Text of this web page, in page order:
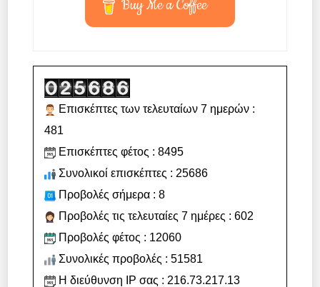
Buy Me a Coffee
Επισκέπτες των τελευταίων 7 ημερών :
481
Επισκέπτες φέτος : 8495
Συνολικοί επισκέπτες : 25686
Προβολές σήμερα : 8
Προβολές τις τελευταίες 7 ημέρες : 602
Προβολές φέτος : 12060
Συνολικές προβολές : 51581
Η διεύθυνση IP σας : 216.73.217.13